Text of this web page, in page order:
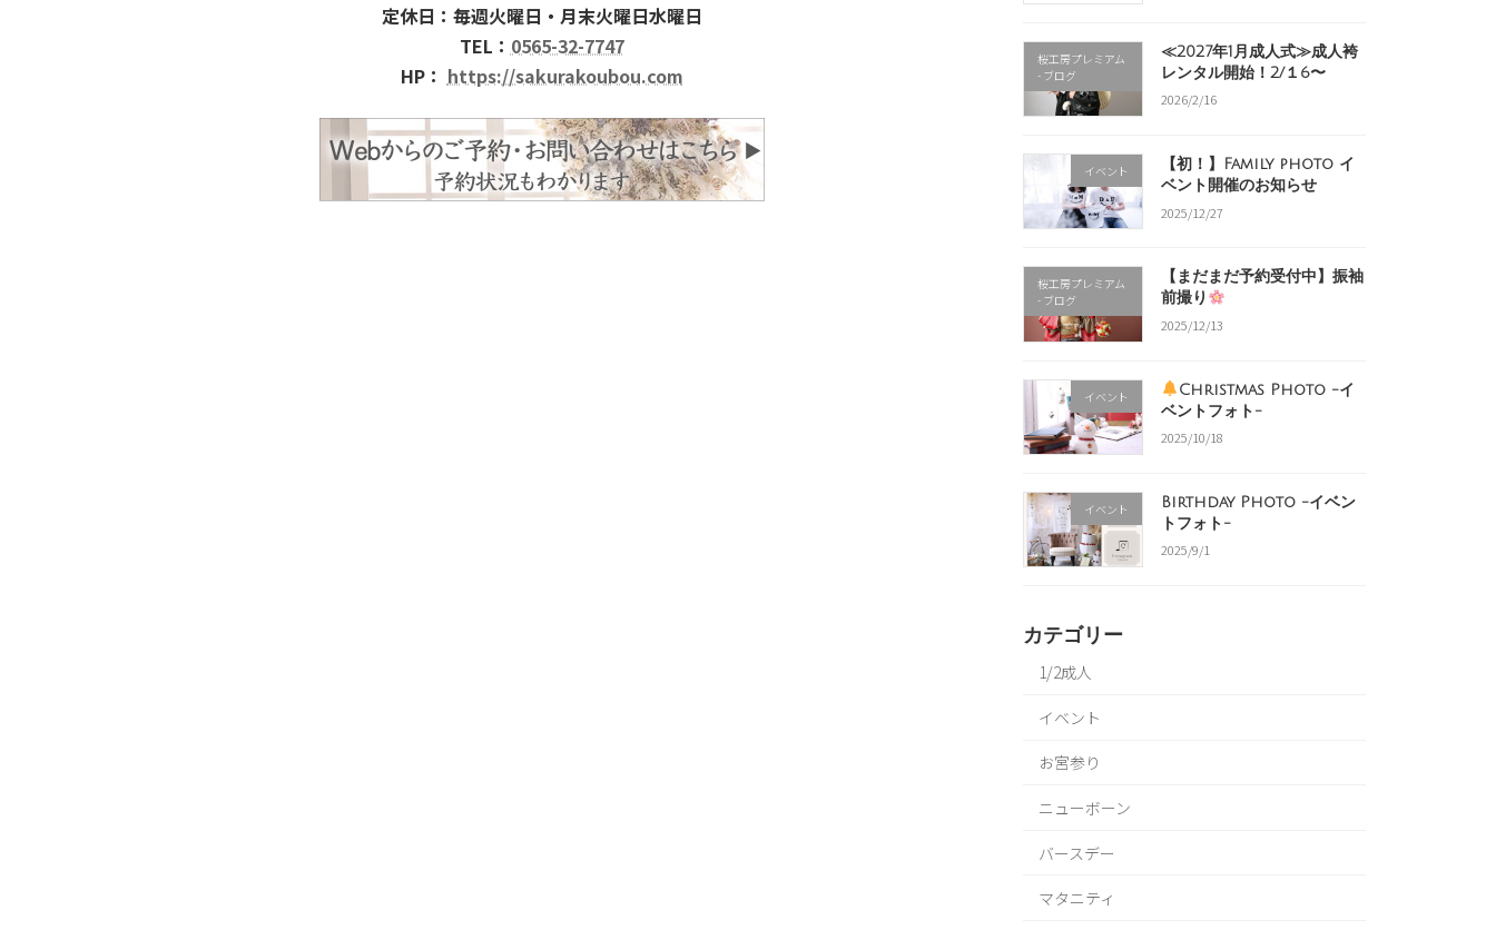
定休日：毎週火曜日・月末火曜日水曜日
TEL： 0565-32-7747
HP： https://sakurakoubou.com
桜工房プレミアム
- ブログ
≪2027年1月成人式≫成人袴
レンタル開始！2/１6〜
2026/2/16
イベント
【初！】Family photo イ
ベント開催のお知らせ
2025/12/27
桜工房プレミアム
- ブログ
【まだまだ予約受付中】振袖
前撮り
2025/12/13
イベント
Christmas Photo -イ
ベントフォト-
2025/10/18
イベント
Birthday Photo -イベン
トフォト-
2025/9/1
カテゴリー
1/2成人
イベント
お宮参り
ニューボーン
バースデー
マタニティ